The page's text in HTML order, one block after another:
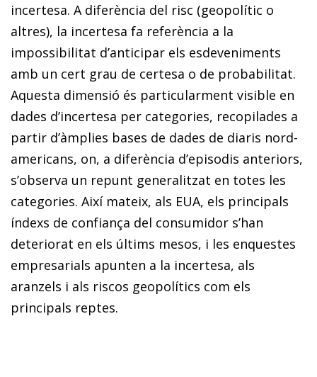
incertesa. A diferència del risc (geopolític o
altres), la incertesa fa referència a la
impossibilitat d’anticipar els esdeveniments
amb un cert grau de certesa o de probabilitat.
Aquesta dimensió és particularment visible en
dades d’incertesa per categories, recopilades a
partir d’àmplies bases de dades de diaris nord-
americans, on, a diferència d’episodis anteriors,
s’observa un repunt generalitzat en totes les
categories. Així mateix, als EUA, els principals
índexs de confiança del consumidor s’han
deteriorat en els últims mesos, i les enquestes
empresarials apunten a la incertesa, als
aranzels i als riscos geopolítics com els
principals reptes.